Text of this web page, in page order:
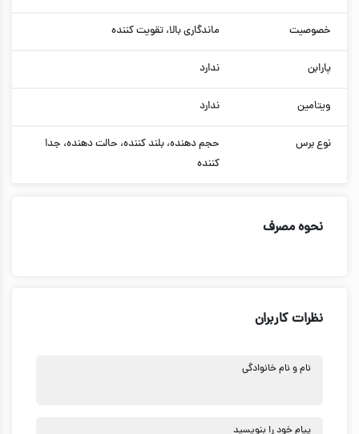
خصوصیت ماندگاری بالا، تقویت کننده
پارابن ندارد
ویتامین ندارد
نوع برس
حجم دهنده، بلند کننده، حالت دهنده، جدا
کننده
نحوه مصرف
نظرات کاربران
نام و نام خانوادگی
پیام خود را بنویسید